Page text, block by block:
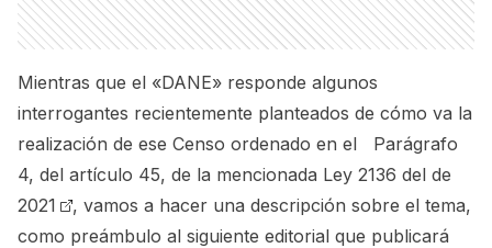
Mientras que el «DANE» responde algunos
interrogantes recientemente planteados de cómo va la
realización de ese Censo ordenado en el Parágrafo
4, del artículo 45, de la mencionada Ley 2136 del de
2021
, vamos a hacer una descripción sobre el tema,
como preámbulo al siguiente editorial que publicará